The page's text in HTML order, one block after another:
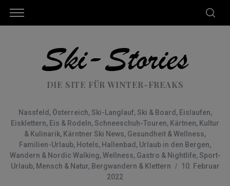
DIE SITE FÜR WINTER-FREAKS
Nassfeld , Österreich, Ski-Langlauf, Ski & Board , Eislaufen,
Eisklettern, Eis & Rodeln, Schneeschuh-Touren, Kärtnen, Kultur
& Kulinarik, Kärntner Ski News, Gesundheit & Wellness,
Familien-Urlaub, Hotels, Hallenbad , Urlaub in den Bergen,
Wandern & Nordic Walking,Wellness, Gastro & Nightlife, Sport-
Urlaub, Mensch & Natur, Bergwandern & Klettern
10. Februar
2022